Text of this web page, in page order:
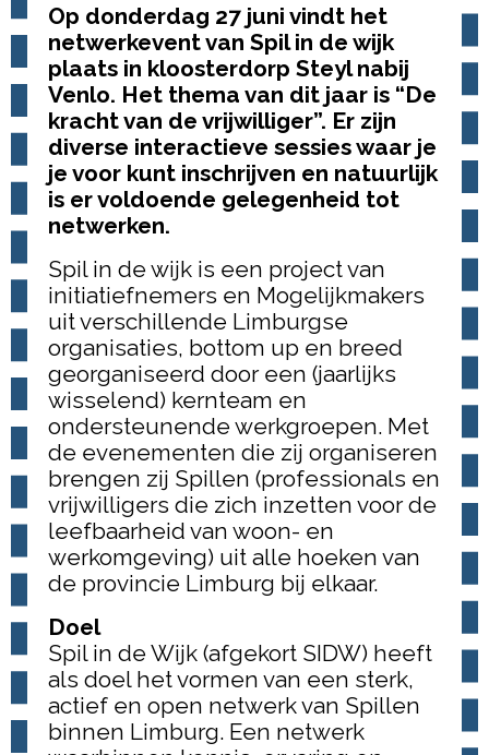
Op donderdag 27 juni vindt het
netwerkevent van Spil in de wijk
plaats in kloosterdorp Steyl nabij
Venlo. Het thema van dit jaar is “De
kracht van de vrijwilliger”. Er zijn
diverse interactieve sessies waar je
je voor kunt inschrijven en natuurlijk
is er voldoende gelegenheid tot
netwerken.
Spil in de wijk is een project van
initiatiefnemers en Mogelijkmakers
uit verschillende Limburgse
organisaties, bottom up en breed
georganiseerd door een (jaarlijks
wisselend) kernteam en
ondersteunende werkgroepen. Met
de evenementen die zij organiseren
brengen zij Spillen (professionals en
vrijwilligers die zich inzetten voor de
leefbaarheid van woon- en
werkomgeving) uit alle hoeken van
de provincie Limburg bij elkaar.
Doel
Spil in de Wijk (afgekort SIDW) heeft
als doel het vormen van een sterk,
actief en open netwerk van Spillen
binnen Limburg. Een netwerk